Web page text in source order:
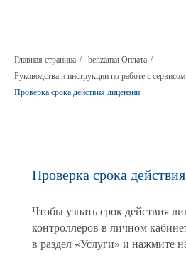
Главная страница / benzamat Оплата /
Руководства и инструкции по работе с сервисом
Проверка срока действия лицензии
Проверка срока
Чтобы узнать срок действия
контроллеров в личном
в раздел «Услуги» и нажмите